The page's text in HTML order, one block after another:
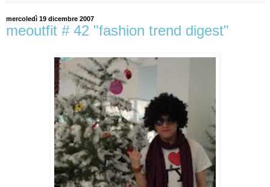
mercoledì 19 dicembre 2007
meoutfit # 42 "fashion trend digest"